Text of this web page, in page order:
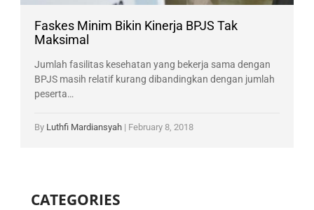
Faskes Minim Bikin Kinerja BPJS Tak
Maksimal
Jumlah fasilitas kesehatan yang bekerja sama dengan
BPJS masih relatif kurang dibandingkan dengan jumlah
peserta…
By Luthfi Mardiansyah | February 8, 2018
CATEGORIES